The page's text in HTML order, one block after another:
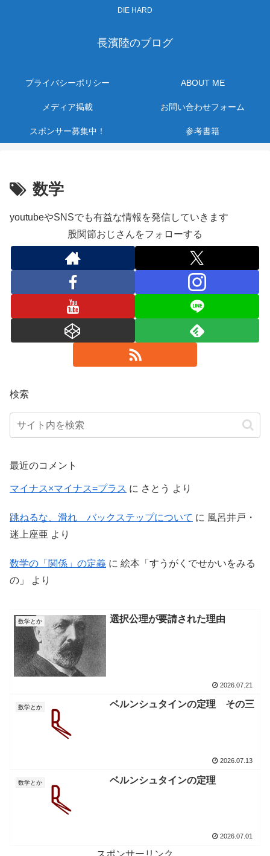
DIE HARD
長濱陸のブログ
プライバシーポリシー ABOUT ME
メディア掲載 お問い合わせフォーム
スポンサー募集中！ 参考書籍
数学
youtubeやSNSでも有益な情報を発信していきます
股関節おじさんをフォローする
検索
最近のコメント
マイナス×マイナス=プラス に さとう より
跳ねるな、滑れ バックステップについて に 風呂井戸・
迷上座亜 より
数学の「関係」の定義 に 絵本「すうがくでせかいをみる
の」
より
数学とか 選択公理が要請された理由
2026.07.21
数学とか ベルンシュタインの定理 その三
2026.07.13
数学とか ベルンシュタインの定理
2026.07.01
スポンサーリンク